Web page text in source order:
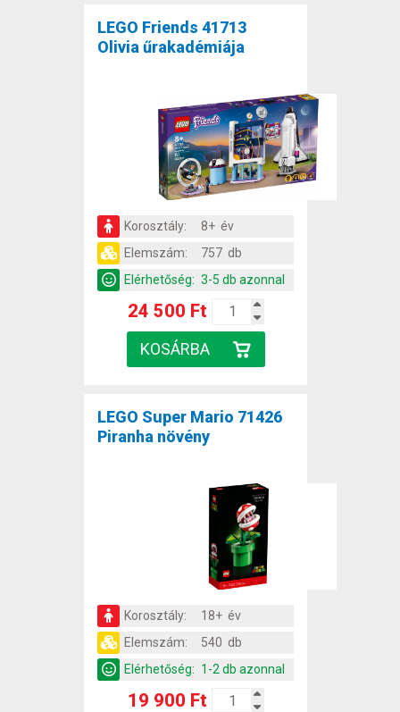
LEGO Friends 41713
Olivia űrakadémiája
Korosztály:
8+ év
Elemszám:
757 db
Elérhetőség: 3-5 db azonnal
24 500 Ft
LEGO Super Mario 71426
Piranha növény
Korosztály:
18+ év
Elemszám:
540 db
Elérhetőség: 1-2 db azonnal
19 900 Ft